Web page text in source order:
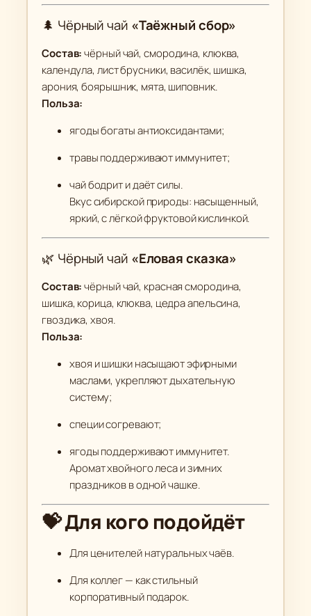
🌲 Чёрный чай «Таёжный сбор»
Состав:чёрный чай, смородина, клюква,
календула, лист брусники, василёк, шишка,
арония, боярышник, мята, шиповник.
Польза:
ягоды богаты антиоксидантами;
травы поддерживают иммунитет;
чай бодрит и даёт силы.
Вкус сибирской природы: насыщенный,
яркий, с лёгкой фруктовой кислинкой.
🌿 Чёрный чай «Еловая сказка»
Состав:чёрный чай, красная смородина,
шишка, корица, клюква, цедра апельсина,
гвоздика, хвоя.
Польза:
хвоя и шишки насыщают эфирными
маслами, укрепляют дыхательную
систему;
специи согревают;
ягоды поддерживают иммунитет.
Аромат хвойного леса и зимних
праздников в одной чашке.
💝 Для кого подойдёт
Для ценителей натуральных чаёв.
Для коллег — как стильный
корпоративный подарок.